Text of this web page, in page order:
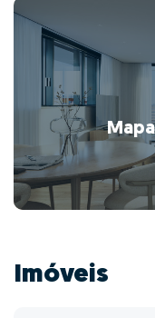
Imóveis